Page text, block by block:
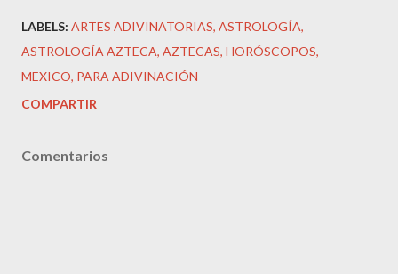
LABELS: ARTES ADIVINATORIAS ASTROLOGÍA
ASTROLOGÍA AZTECA AZTECAS HORÓSCOPOS
MEXICO PARA ADIVINACIÓN
COMPARTIR
Comentarios